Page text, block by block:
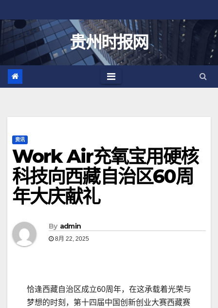
至
贵州时报网
资讯
Work Air充氧宝用硬核
科技向西藏自治区60周
年大庆献礼
By admin
8月 22, 2025
恰逢西藏自治区成立60周年，在这承载着光荣与
梦想的时刻，第十四届中国创新创业大赛西藏赛